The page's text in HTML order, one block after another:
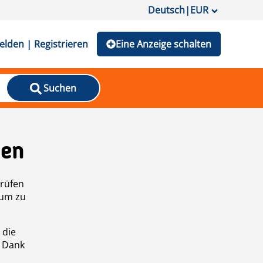
Deutsch|EUR
| Registrieren Eine Anzeige schalten
Suchen
zu
die